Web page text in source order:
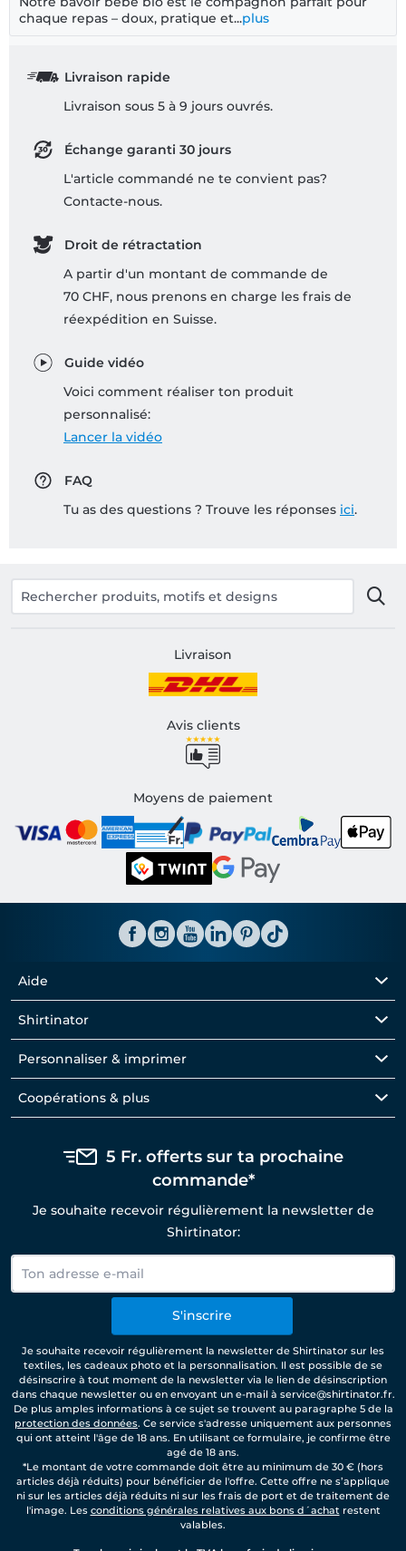
chaque repas – doux, pratique et...plus
Livraison rapide
Livraison sous 5 à 9 jours ouvrés.
Échange garanti 30 jours
L'article commandé ne te convient pas?
Contacte-nous.
Droit de rétractation
A partir d'un montant de commande de
70 CHF, nous prenons en charge les frais de
réexpédition en Suisse.
Guide vidéo
Voici comment réaliser ton produit
personnalisé:
Lancer la vidéo
FAQ
Tu as des questions ? Trouve les réponses ici.
Livraison
Avis clients
Moyens de paiement
Aide
Shirtinator
Personnaliser & imprimer
Coopérations & plus
5 Fr. offerts sur ta prochaine
commande*
Je souhaite recevoir régulièrement la newsletter de
Shirtinator:
S'inscrire
Je souhaite recevoir régulièrement la newsletter de Shirtinator sur les
textiles, les cadeaux photo et la personnalisation. Il est possible de se
désinscrire à tout moment de la newsletter via le lien de désinscription
dans chaque newsletter ou en envoyant un e-mail à service@shirtinator.fr.
De plus amples informations à ce sujet se trouvent au paragraphe 5 de la
protection des données. Ce service s'adresse uniquement aux personnes
qui ont atteint l'âge de 18 ans. En utilisant ce formulaire, je confirme être
agé de 18 ans.
*Le montant de votre commande doit être au minimum de 30 € (hors
articles déjà réduits) pour bénéficier de l'offre. Cette offre ne s’applique
ni sur les articles déjà réduits ni sur les frais de port et de traitement de
l'image. Les conditions générales relatives aux bons d´achatrestent
valables.